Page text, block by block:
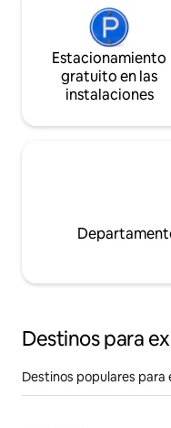
Estacionamiento
gratuito en las
instalaciones
Destinos para
Destinos populares para